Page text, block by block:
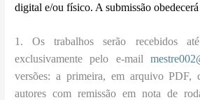
digital e/ou físico. A submissão obedecerá
1. Os trabalhos serão recebidos
exclusivamente pelo e-mail
versões: a primeira, em arquivo PDF,
autores com remissão em nota de